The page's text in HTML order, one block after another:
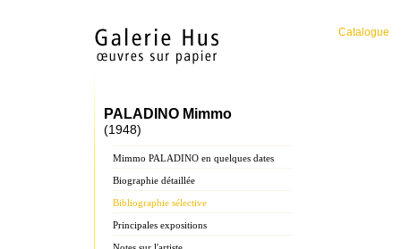
Catalogue
PALADINO Mimmo
(1948)
Mimmo PALADINO en quelques dates
Biographie détaillée
Bibliographie sélective
Principales expositions